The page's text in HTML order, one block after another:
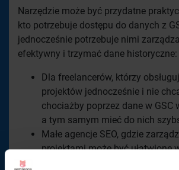
Narzędzie może być przydatne
kto potrzebuje dostępu do danych z
jednocześnie potrzebuje nimi
efektywny i trzymać dane historyczne:
Dla freelancerów, którzy
projektów jednocześnie i nie
chociażby poprzez dane w GSC
a tym samym mieć do nich
Małe agencje SEO, gdzie
projektami może być ułatwione
dość często musimy korzystać